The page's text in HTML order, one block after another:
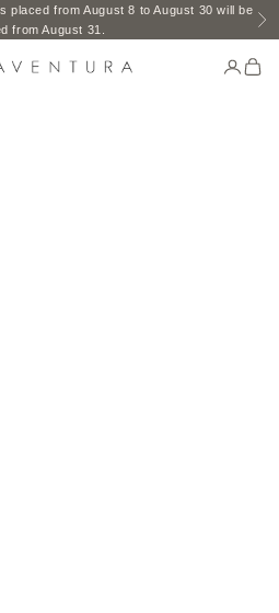
placed from August 8 to August 30 will be
from August 31.
GLOBAL Öppna